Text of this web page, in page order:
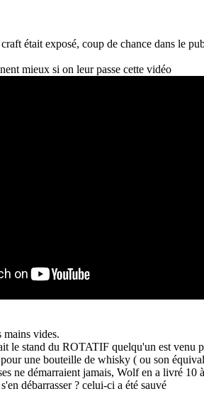
était exposé, coup de chance dans le
mieux si on leur passe cette vidéo
mains vides.
le stand du ROTATIF quelqu'un est venu
une bouteille de whisky ( ou son
ne démarraient jamais, Wolf en a livré 10
débarrasser ? celui-ci a été sauvé